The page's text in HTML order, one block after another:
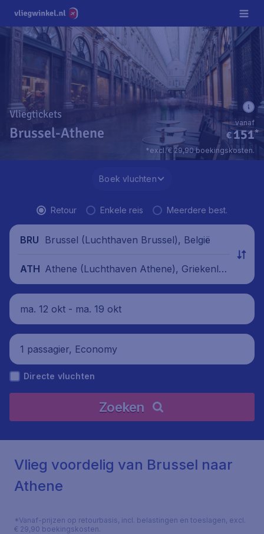
Vliegtickets
Brussel-Athene €151*
vanaf
*excl. € 29,90 boekingskosten.
Boek vluchten
Retour Enkele reis Meerdere best.
BRU Brussel (Luchthaven Brussel), België
ATH Athene (Luchthaven Athene), Griekenlan
d
ma. 12 okt - ma. 19 okt
1 passagier, Economy
Directe vluchten
Zoeken
Vlieg voordelig van Brussel naar
Athene
*Vanaf-prijzen op retourbasis, incl. belastingen en toeslagen, excl.
€ 29,90 boekingskosten.